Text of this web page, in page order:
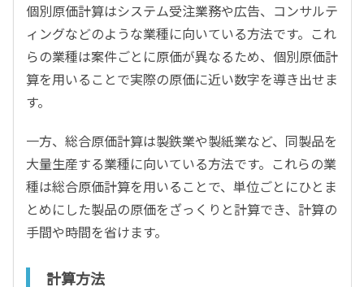
個別原価計算はシステム受注業務や広告、コンサルテ
ィングなどのような業種に向いている方法です。これ
らの業種は案件ごとに原価が異なるため、個別原価計
算を用いることで実際の原価に近い数字を導き出せま
す。
一方、総合原価計算は製鉄業や製紙業など、同製品を
大量生産する業種に向いている方法です。これらの業
種は総合原価計算を用いることで、単位ごとにひとま
とめにした製品の原価をざっくりと計算でき、計算の
手間や時間を省けます。
計算方法